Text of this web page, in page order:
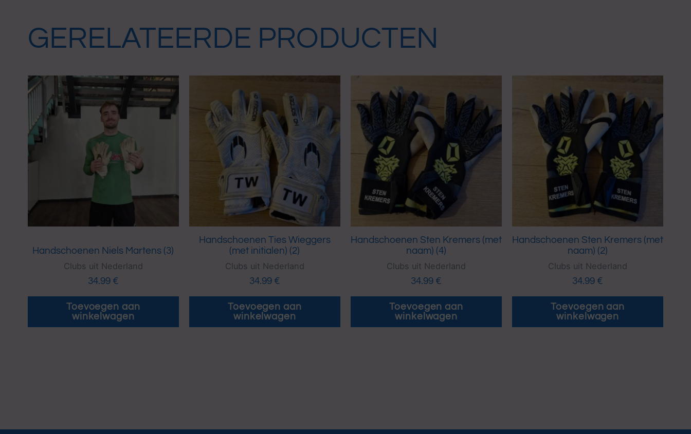
GERELATEERDE PRODUCTEN
Handschoenen Niels Martens (3)
Clubs uit Nederland
34.99 €
Toevoegen aan
winkelwagen
Handschoenen Ties Wieggers
(met initialen) (2)
Clubs uit Nederland
34.99 €
Toevoegen aan
winkelwagen
Handschoenen Sten Kremers (met
naam) (4)
Clubs uit Nederland
34.99 €
Toevoegen aan
winkelwagen
Handschoenen Sten Kremers (met
naam) (2)
Clubs uit Nederland
34.99 €
Toevoegen aan
winkelwagen